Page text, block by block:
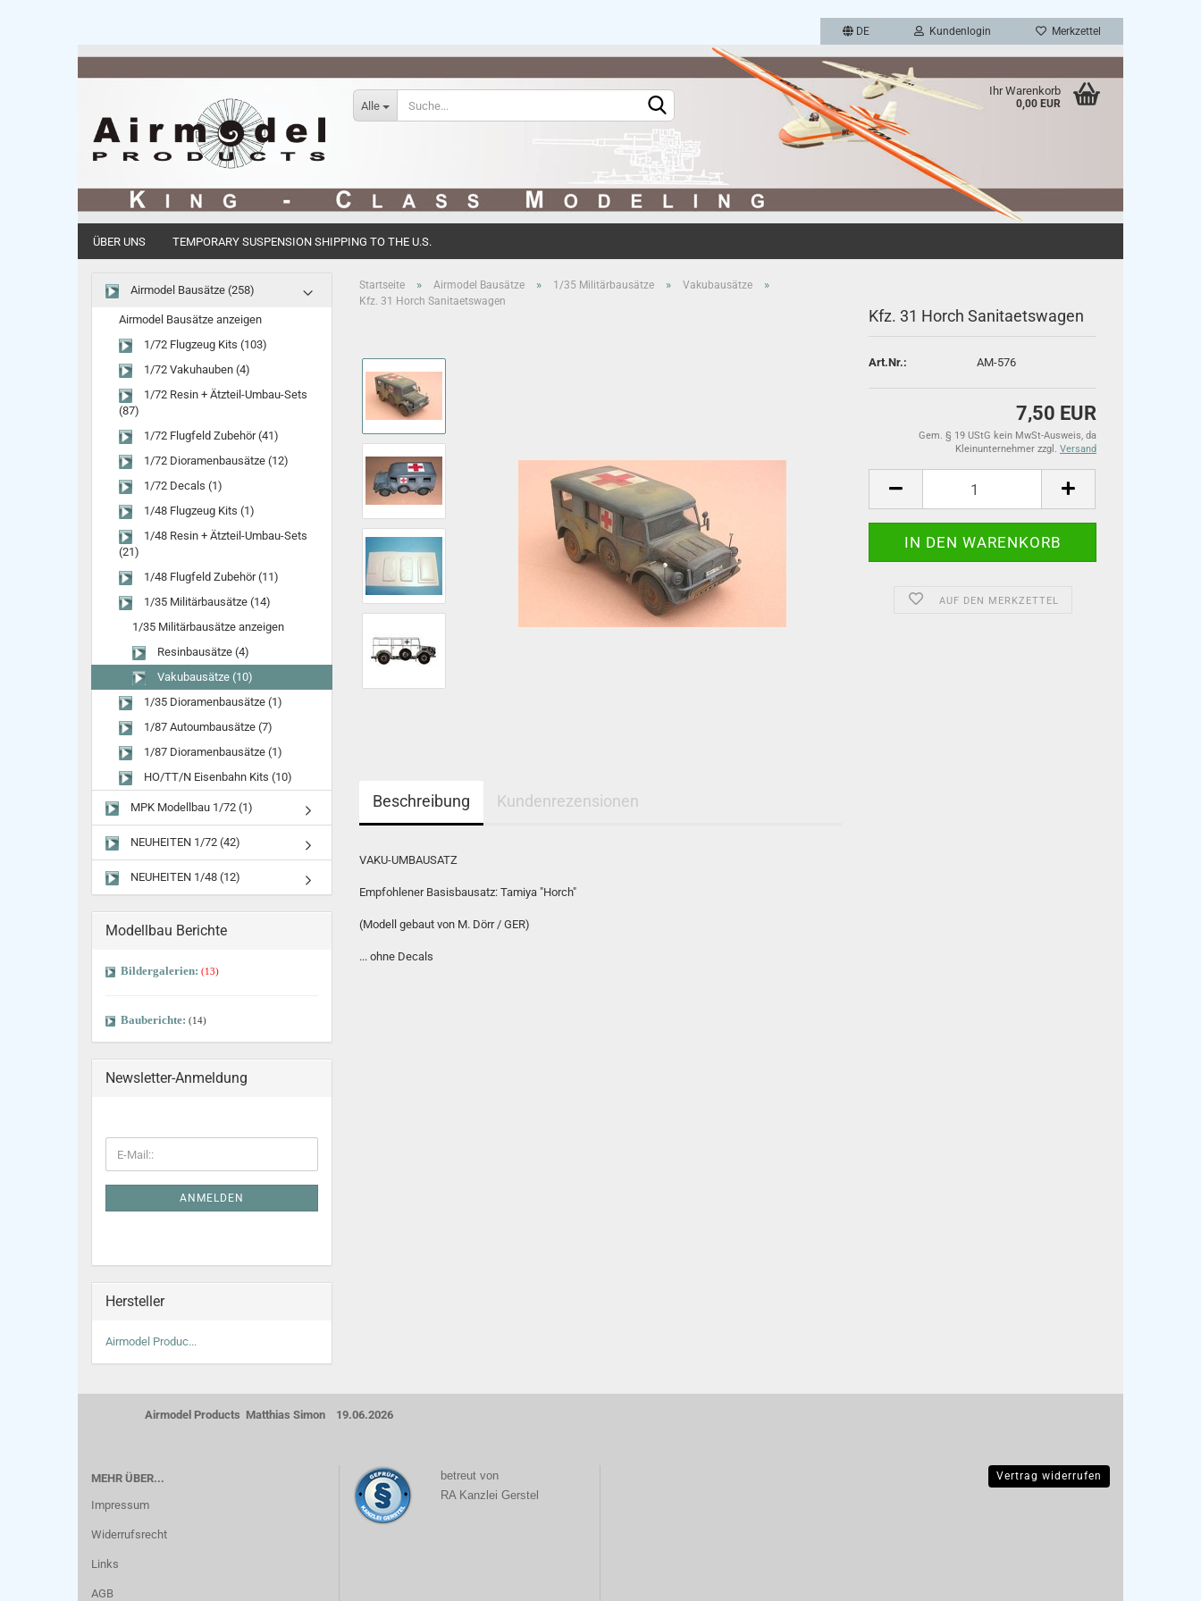
DE
Sprache auswählen
Währung auswählen
Kundenlogin
Konto erstellen
Merkzettel
Alle
Ihr Warenkorb
0,00 EUR
ÜBER UNS TEMPORARY SUSPENSION SHIPPING TO THE U.S.
Startseite » Airmodel Bausätze » 1/35 Militärbausätze » Vakubausätze »
Kfz. 31 Horch Sanitaetswagen
Kfz. 31 Horch Sanitaetswagen
Art.Nr.: AM-576
7,50 EUR
Gem. § 19 UStG kein MwSt-Ausweis, da
Kleinunternehmer zzgl. Versand
AUF DEN MERKZETTEL
Beschreibung Kundenrezensionen
VAKU-UMBAUSATZ
Empfohlener Basisbausatz: Tamiya "Horch"
(Modell gebaut von M. Dörr / GER)
... ohne Decals
Airmodel Bausätze (258)
Airmodel Bausätze anzeigen
1/72 Flugzeug Kits (103)
1/72 Vakuhauben (4)
1/72 Resin + Ätzteil-Umbau-Sets
(87)
1/72 Flugfeld Zubehör (41)
1/72 Dioramenbausätze (12)
1/72 Decals (1)
1/48 Flugzeug Kits (1)
1/48 Resin + Ätzteil-Umbau-Sets
(21)
1/48 Flugfeld Zubehör (11)
1/35 Militärbausätze (14)
1/35 Militärbausätze anzeigen
Resinbausätze (4)
Vakubausätze (10)
1/35 Dioramenbausätze (1)
1/87 Autoumbausätze (7)
1/87 Dioramenbausätze (1)
HO/TT/N Eisenbahn Kits (10)
MPK Modellbau 1/72 (1)
NEUHEITEN 1/72 (42)
NEUHEITEN 1/48 (12)
Modellbau Berichte
Bildergalerien: (13)
Bauberichte: (14)
Newsletter-Anmeldung
ANMELDEN
Hersteller
Airmodel Produc...
Airmodel Products Matthias Simon 19.06.2026
MEHR ÜBER...
Impressum
Widerrufsrecht
Links
AGB
betreut von
RA Kanzlei Gerstel
Vertrag widerrufen